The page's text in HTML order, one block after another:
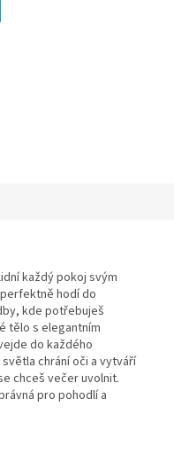
každý pokoj svým
hodí do
kde potřebuješ
tělo s elegantním
do každého
chrání oči a vytváří
chceš večer uvolnit.
pro pohodlí a